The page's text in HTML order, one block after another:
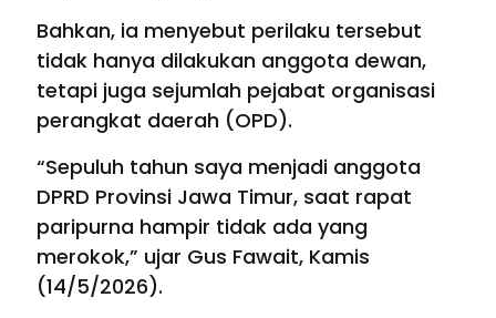
Bahkan, ia menyebut perilaku tersebut
tidak hanya dilakukan anggota dewan,
tetapi juga sejumlah pejabat organisasi
perangkat daerah (OPD).
“Sepuluh tahun saya menjadi anggota
DPRD Provinsi Jawa Timur, saat rapat
paripurna hampir tidak ada yang
merokok,” ujar Gus Fawait, Kamis
(14/5/2026).